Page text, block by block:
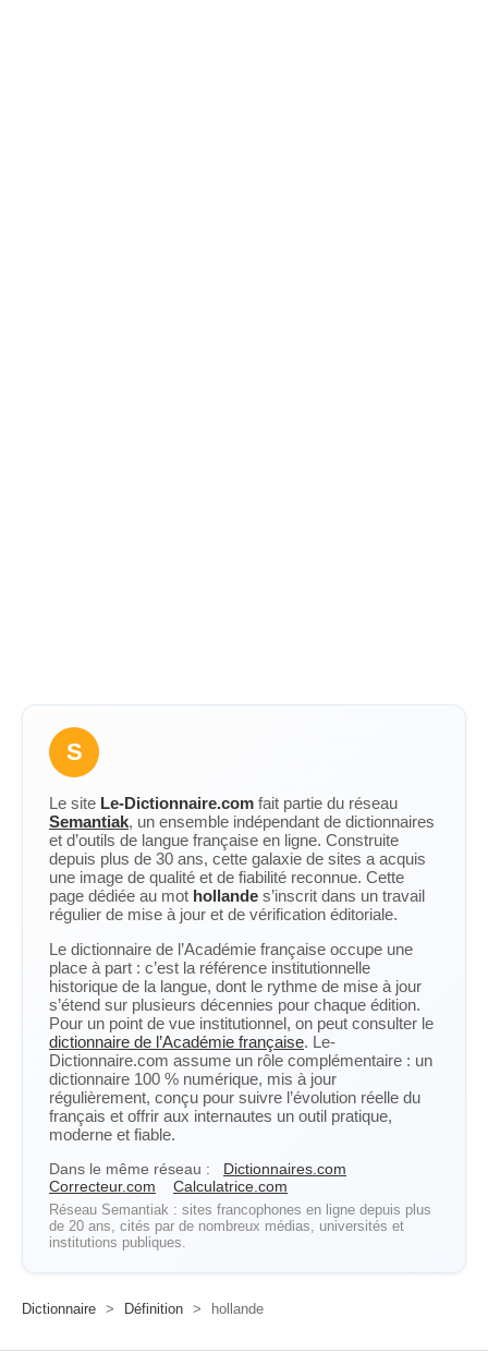
S
Le site Le-Dictionnaire.com fait partie du réseau
Semantiak, un ensemble indépendant de dictionnaires
et d’outils de langue française en ligne. Construite
depuis plus de 30 ans, cette galaxie de sites a acquis
une image de qualité et de fiabilité reconnue. Cette
page dédiée au mot hollande s’inscrit dans un travail
régulier de mise à jour et de vérification éditoriale.
Le dictionnaire de l’Académie française occupe une
place à part : c’est la référence institutionnelle
historique de la langue, dont le rythme de mise à jour
s’étend sur plusieurs décennies pour chaque édition.
Pour un point de vue institutionnel, on peut consulter le
dictionnaire de l’Académie française. Le-
Dictionnaire.com assume un rôle complémentaire : un
dictionnaire 100 % numérique, mis à jour
régulièrement, conçu pour suivre l’évolution réelle du
français et offrir aux internautes un outil pratique,
moderne et fiable.
Dans le même réseau :
Dictionnaires.com
Correcteur.com
Calculatrice.com
Réseau Semantiak : sites francophones en ligne depuis plus
de 20 ans, cités par de nombreux médias, universités et
institutions publiques.
Dictionnaire > Définition > hollande